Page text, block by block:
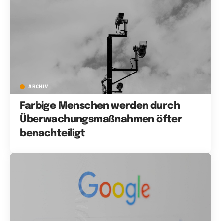
ARCHIV
Farbige Menschen werden durch
Überwachungsmaßnahmen öfter
benachteiligt